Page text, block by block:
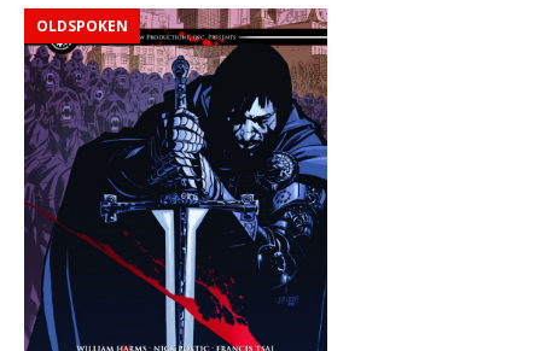
OLDSPOKEN